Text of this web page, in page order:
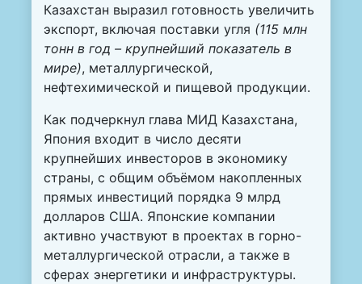
Казахстан выразил готовность увеличить
экспорт, включая поставки угля (115 млн
тонн в год – крупнейший показатель в
мире), металлургической,
нефтехимической и пищевой продукции.
Как подчеркнул глава МИД Казахстана,
Япония входит в число десяти
крупнейших инвесторов в экономику
страны, с общим объёмом накопленных
прямых инвестиций порядка 9 млрд
долларов США. Японские компании
активно участвуют в проектах в горно-
металлургической отрасли, а также в
сферах энергетики и инфраструктуры.